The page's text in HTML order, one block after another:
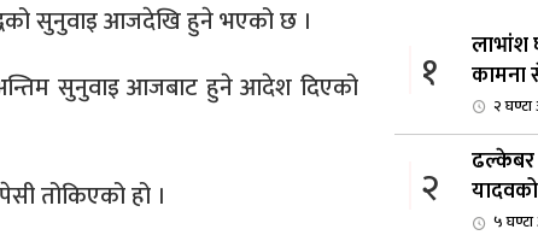
सुनुवाइ आजदेखि हुने भएको छ ।
सुनुवाइ आजबाट हुने आदेश दिएको
तोकिएको हो ।
१
लाभांश
कामना
२
२
ढल्केबर
५